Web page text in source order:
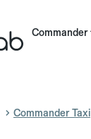
Commander
Commander Taxi